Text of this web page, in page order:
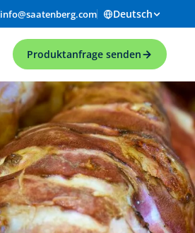
info@saatenberg.com Deutsch
Produktanfrage senden